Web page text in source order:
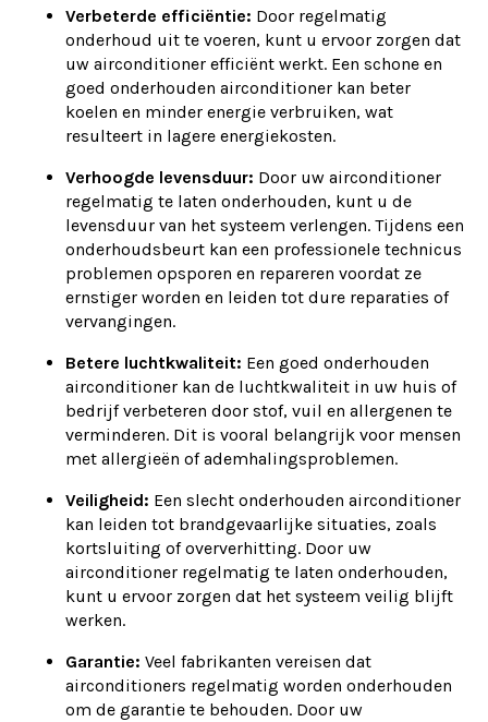
Verbeterde efficiëntie: Door regelmatig
onderhoud uit te voeren, kunt u ervoor zorgen dat
uw airconditioner efficiënt werkt. Een schone en
goed onderhouden airconditioner kan beter
koelen en minder energie verbruiken, wat
resulteert in lagere energiekosten.
Verhoogde levensduur: Door uw airconditioner
regelmatig te laten onderhouden, kunt u de
levensduur van het systeem verlengen. Tijdens een
onderhoudsbeurt kan een professionele technicus
problemen opsporen en repareren voordat ze
ernstiger worden en leiden tot dure reparaties of
vervangingen.
Betere luchtkwaliteit: Een goed onderhouden
airconditioner kan de luchtkwaliteit in uw huis of
bedrijf verbeteren door stof, vuil en allergenen te
verminderen. Dit is vooral belangrijk voor mensen
met allergieën of ademhalingsproblemen.
Veiligheid: Een slecht onderhouden airconditioner
kan leiden tot brandgevaarlijke situaties, zoals
kortsluiting of oververhitting. Door uw
airconditioner regelmatig te laten onderhouden,
kunt u ervoor zorgen dat het systeem veilig blijft
werken.
Garantie: Veel fabrikanten vereisen dat
airconditioners regelmatig worden onderhouden
om de garantie te behouden. Door uw